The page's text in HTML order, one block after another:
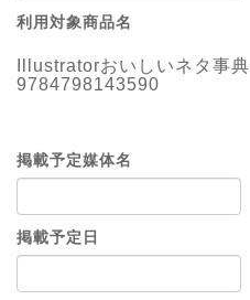
利用対象商品名
Illustratorおいしいネタ事典
9784798143590
掲載予定媒体名
掲載予定日